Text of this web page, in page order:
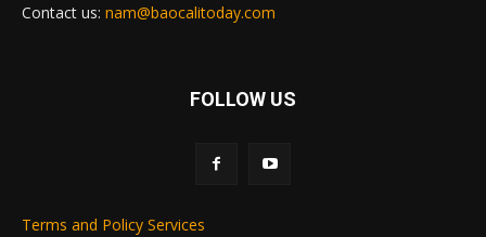
Contact us: nam@baocalitoday.com
FOLLOW US
Terms and Policy Services